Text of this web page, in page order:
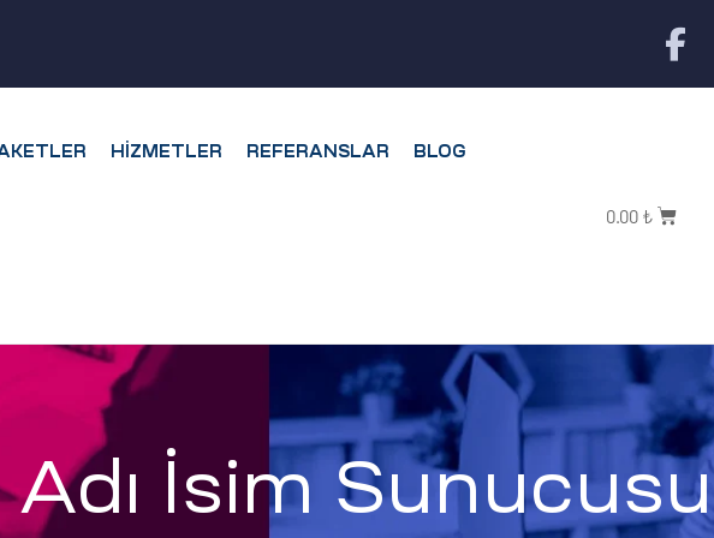
HIZMETLER REFERANSLAR BLOG
0.00 ₺
İsim Sunucusu